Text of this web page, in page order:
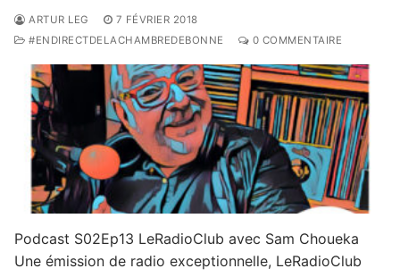
ARTUR LEG
7 FÉVRIER 2018
#ENDIRECTDELACHAMBREDEBONNE
0 COMMENTAIRE
Podcast S02Ep13 LeRadioClub avec Sam Choueka
Une émission de radio exceptionnelle, LeRadioClub